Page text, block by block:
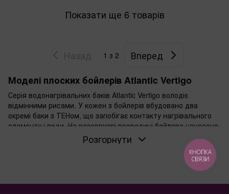
Показати ще 6 товарів
1 з 2
Вперед
Моделі плоских бойлерів Atlantic Vertigo
Серія водонагрівальних баків Atlantic Vertigo володіє
відмінними рисами. У кожен з бойлерів вбудовано два
окремі баки з ТЕНом, що запобігає контакту нагрівального
елементу і води. На резервуарі всередині бойлера нанесено
спеціальне покриття, до складу якого входить
цирконій. Саме тому водогрійний бак Atlantic Vertigo
прослужить набагато більше і ремонт не знадобиться. ТЕНи
всередині бойлера надійно захищені від впливу води та
Розгорнути
КНОПКА
СВЯЗИ